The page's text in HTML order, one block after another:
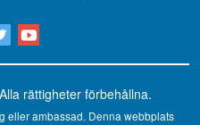
rättigheter förbehållna.
eller ambassad. Denna webbplats